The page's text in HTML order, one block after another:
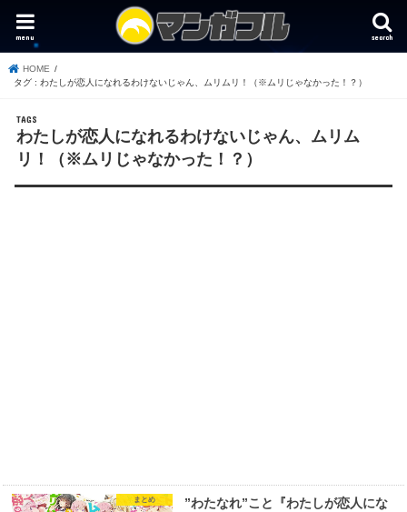
search
menu
HOME
タグ : わたしが恋人になれるわけないじゃん、ムリムリ！（※ムリじゃなかった！？）
わたしが恋人になれるわけないじゃん、ムリム
リ！（※ムリじゃなかった！？）
まとめ
”わたなれ”こと『わたしが恋人にな